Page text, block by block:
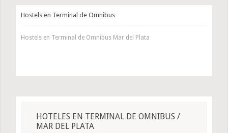
Hostels en Terminal de Omnibus
Hostels en Terminal de Omnibus Mar del Plata
HOTELES EN TERMINAL DE OMNIBUS /
MAR DEL PLATA